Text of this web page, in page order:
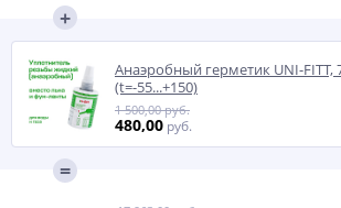
Анаэробный герметик UNI-FITT,
(t=-55...+150)
480,00 руб.
1 500,00 руб.